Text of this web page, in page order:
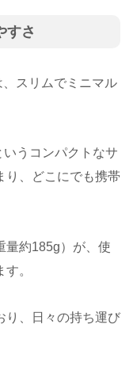
すさ
スリムでミニマル
うコンパクトなサ
り、どこにでも携帯
量約185g）が、使
。
り、日々の持ち運び